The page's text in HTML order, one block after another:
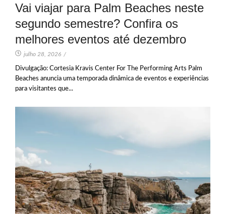
Vai viajar para Palm Beaches neste
segundo semestre? Confira os
melhores eventos até dezembro
julho 28, 2026 /
Divulgação: Cortesia Kravis Center For The Performing Arts Palm
Beaches anuncia uma temporada dinâmica de eventos e experiências
para visitantes que...